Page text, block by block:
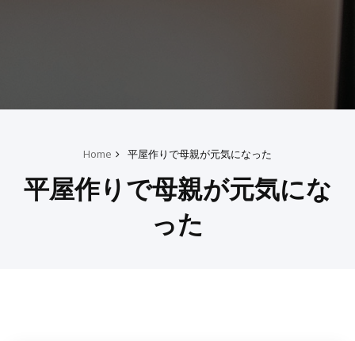
Home 平屋作りで母親が元気になった
平屋作りで母親が元気にな
った